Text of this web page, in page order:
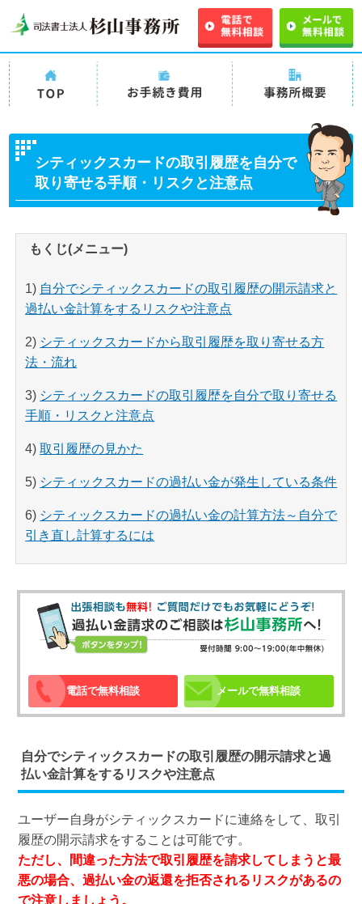
杉山事務所
TOP
所の過払い金請求の手
続き費用・料金
司法書士法人杉山事
務所 事務所概要
シティックスカードの取引履歴を自分で
取り寄せる手順・リスクと注意点
もくじ(メニュー)
1) 自分でシティックスカードの取引履歴の開示請求と
過払い金計算をするリスクや注意点
2) シティックスカードから取引履歴を取り寄せる方
法・流れ
3) シティックスカードの取引履歴を自分で取り寄せる
手順・リスクと注意点
4)取引履歴の見かた
5) シティックスカードの過払い金が発生している条件
6) シティックスカードの過払い金の計算方法～自分で
引き直し計算するには
電話で無料相談 メールで無料相談
自分でシティックスカードの取引履歴の開示請求と過
払い金計算をするリスクや注意点
ユーザー自身がシティックスカードに連絡をして、取引
履歴の開示請求をすることは可能です。
ただし、間違った方法で取引履歴を請求してしまうと最
悪の場合、過払い金の返還を拒否されるリスクがあるの
で注意しましょう。